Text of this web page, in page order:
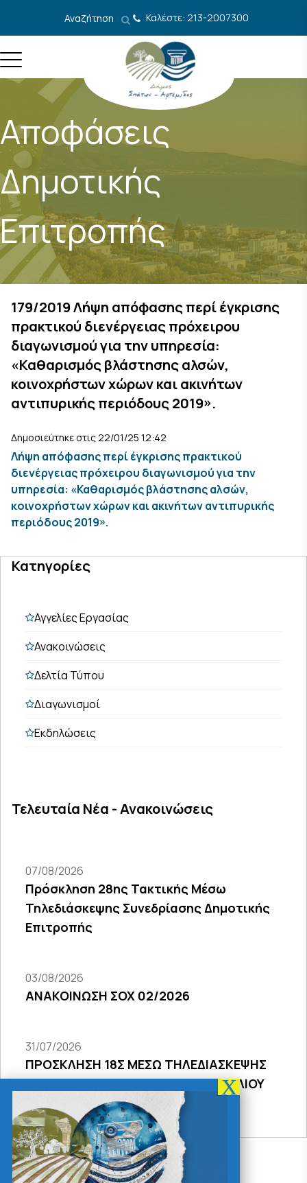
Αναζήτηση Καλέστε: 213-2007300
Αποφάσεις
Δημοτικής
Επιτροπής
179/2019 Λήψη απόφασης περί έγκρισης
πρακτικού διενέργειας πρόχειρου
διαγωνισμού για την υπηρεσία:
«Καθαρισμός βλάστησης αλσών,
κοινοχρήστων χώρων και ακινήτων
αντιπυρικής περιόδους 2019».
Δημοσιεύτηκε στις 22/01/25 12:42
Λήψη απόφασης περί έγκρισης πρακτικού
διενέργειας πρόχειρου διαγωνισμού για την
υπηρεσία: «Καθαρισμός βλάστησης αλσών,
κοινοχρήστων χώρων και ακινήτων αντιπυρικής
περιόδους 2019».
Κατηγορίες
Αγγελίες Εργασίας
Ανακοινώσεις
Δελτία Τύπου
Διαγωνισμοί
Εκδηλώσεις
Τελευταία Νέα - Ανακοινώσεις
07/08/2026
Πρόσκληση 28ης Τακτικής Μέσω
Τηλεδιάσκεψης Συνεδρίασης Δημοτικής
Επιτροπής
03/08/2026
ΑΝΑΚΟΙΝΩΣΗ ΣΟΧ 02/2026
31/07/2026
ΠΡΟΣΚΛΗΣΗ 18Σ ΜΕΣΩ ΤΗΛΕΔΙΑΣΚΕΨΗΣ
ΣΥΝΕΔΡΙΑΣΗΣ ΔΗΜΟΤΙΚΟΥ ΣΥΜΒΟΥΛΙΟΥ